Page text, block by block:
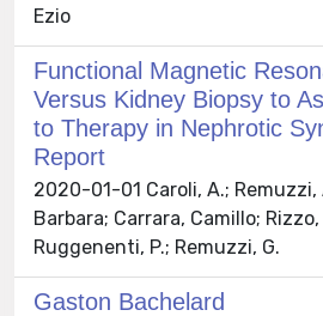
Ezio
Functional Magnetic
Versus Kidney Biopsy to
to Therapy in Nephrotic
Report
2020-01-01 Caroli, A.;
Barbara; Carrara, Camillo;
Ruggenenti, P.; Remuzzi, G.
Gaston Bachelard